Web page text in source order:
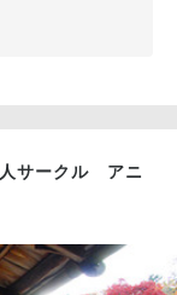
サークル アニ